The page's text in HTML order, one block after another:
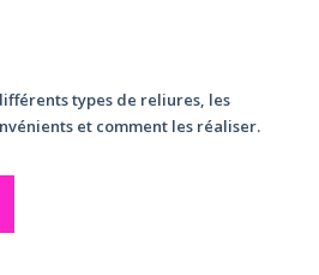
types de reliures, les
et comment les réaliser.